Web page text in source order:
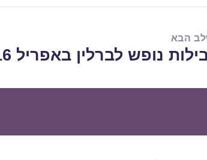
הבא
נופש לברלין באפריל 04/04/2016